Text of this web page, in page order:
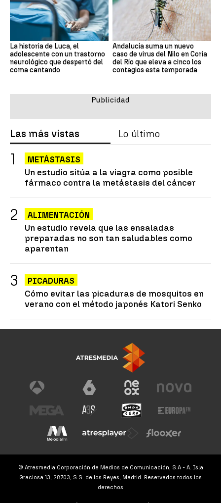
La historia de Luca, el
adolescente con un trastorno
neurológico que despertó del
coma cantando
Andalucía suma un nuevo
caso de virus del Nilo en Coria
del Río que eleva a cinco los
contagios esta temporada
Las más vistas Lo último
METÁSTASIS
Un estudio sitúa a la viagra como posible
fármaco contra la metástasis del cáncer
ALIMENTACIÓN
Un estudio revela que las ensaladas
preparadas no son tan saludables como
aparentan
PICADURAS
Cómo evitar las picaduras de mosquitos en
verano con el método japonés Katori Senko
© Atresmedia Corporación de Medios de Comunicación, S.A - A. Isla
Graciosa 13, 28703, S.S. de los Reyes, Madrid. Reservados todos los
derechos